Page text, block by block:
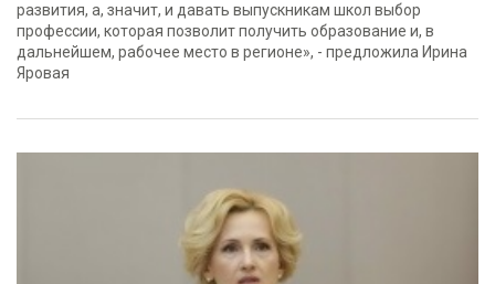
развития, а, значит, и давать выпускникам школ выбор
профессии, которая позволит получить образование и, в
дальнейшем, рабочее место в регионе», - предложила Ирина
Яровая